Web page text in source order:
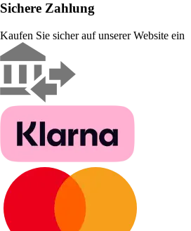
Sichere Zahlung
Kaufen Sie sicher auf unserer Website ein